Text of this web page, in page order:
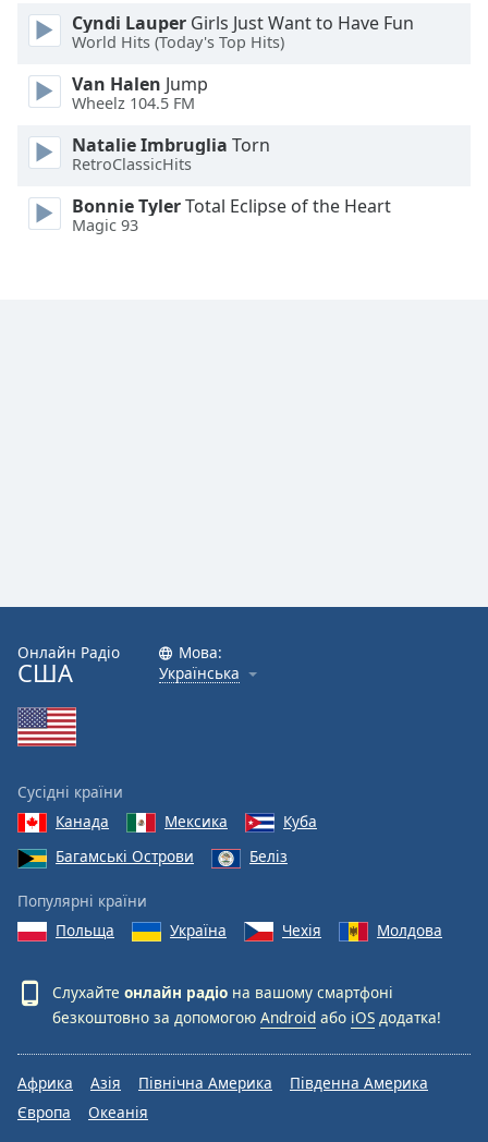
Text
Edge
Family
Cyndi Lauper Girls Just Want to Have Fun
World Hits (Today's Top Hits)
Van Halen Jump
Wheelz 104.5 FM
Natalie Imbruglia Torn
RetroClassicHits
Bonnie TylerTotal Eclipse of the Heart
Magic 93
Онлайн Радіо
США
Мова:
Українська
Сусідні країни
Канада
Мексика
Куба
Багамські Острови
Беліз
Популярні країни
Польща
Україна Чехія Молдова
Слухайте онлайн радіо на вашому смартфоні
безкоштовно за допомогою Android або iOS додатка!
Африка Азія Північна Америка
Південна Америка
Європа
Океанія